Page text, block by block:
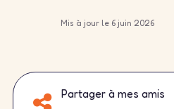
Mis à jour le 6 juin 2026
Partager à mes amis